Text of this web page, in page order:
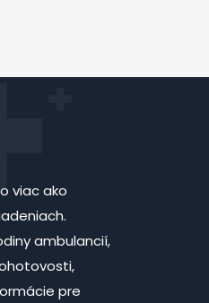
viac ako
ambulancií,
pre